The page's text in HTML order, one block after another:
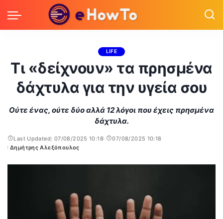
LIFE
Τι «δείχνουν» τα πρησμένα
δάχτυλα για την υγεία σου
Ούτε ένας, ούτε δύο αλλά 12 λόγοι που έχεις πρησμένα
δάχτυλα.
Last Updated: 07/08/2025 10:18
07/08/2025 10:18
Posted
Δημήτρης Αλεξόπουλος